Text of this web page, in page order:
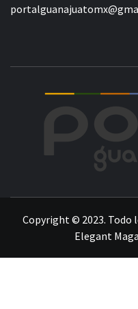
Copyright © 2023. Todo
Elegant